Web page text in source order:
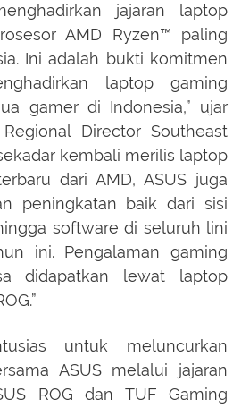
jajaran laptop
AMD Ryzen™ paling
Ini adalah bukti komitmen
laptop gaming
gamer di Indonesia,” ujar
Director Southeast
kembali merilis laptop
dari AMD, ASUS juga
peningkatan baik dari sisi
software di seluruh lini
ini. Pengalaman gaming
didapatkan lewat laptop
untuk meluncurkan
ASUS melalui jajaran
ROG dan TUF Gaming